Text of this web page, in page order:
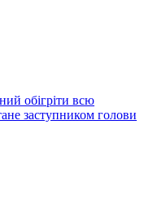
обігріти всю
заступником голови